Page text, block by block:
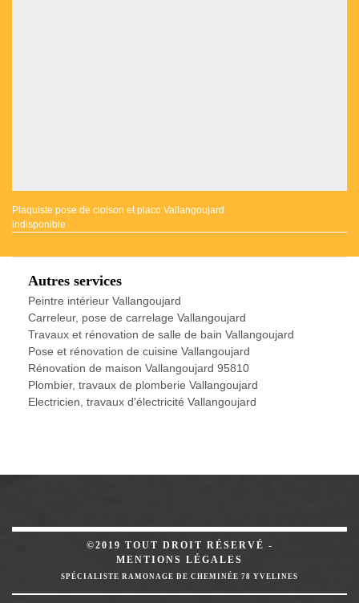
Plaquiste pose de cloison et placo Vallangoujard
indisponible
Autres services
Peintre intérieur Vallangoujard
Carreleur, pose de carrelage Vallangoujard
Travaux et rénovation de salle de bain Vallangoujard
Pose et rénovation de cuisine Vallangoujard
Rénovation de maison Vallangoujard 95810
Plombier, travaux de plomberie Vallangoujard
Electricien, travaux d'électricité Vallangoujard
©2019 TOUT DROIT RÉSERVÉ -
MENTIONS LÉGALES
SPÉCIALISTE RAMONAGE DE CHEMINÉE 78 YVELINES